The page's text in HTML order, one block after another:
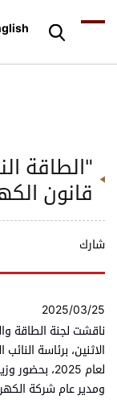
"الطاقة
قانون
شارك
2025/03/25
ناقشت لجنة الطاقة
الاثنين، برئاسة
لعام 2025،
ومدير عام شركة